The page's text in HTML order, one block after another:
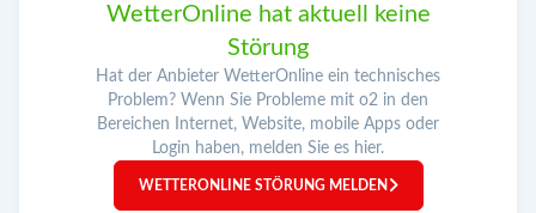
WetterOnline hat aktuell keine
Störung
Hat der Anbieter WetterOnline ein technisches
Problem? Wenn Sie Probleme mit o2 in den
Bereichen Internet, Website, mobile Apps oder
Login haben, melden Sie es hier.
WETTERONLINE STÖRUNG MELDEN